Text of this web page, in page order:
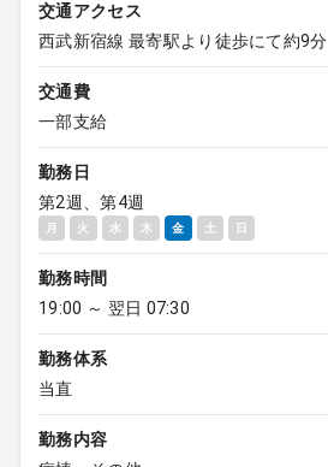
交通アクセス
西武新宿線 最寄駅より徒歩にて約9分
交通費
一部支給
勤務日
第2週、第4週
月 火 水 木 金 土 日
勤務時間
19:00 ～ 翌日 07:30
勤務体系
当直
勤務内容